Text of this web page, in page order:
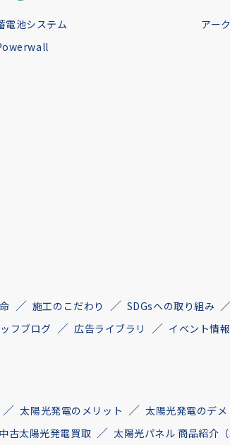
電池システム
アー
施工のこだわり SDGsへの取り組み
フブログ 広告ライブラリ イベント情報
太陽光発電のメリット 太陽光発電のデメ
古太陽光発電買取 太陽光パネル 商品紹介（